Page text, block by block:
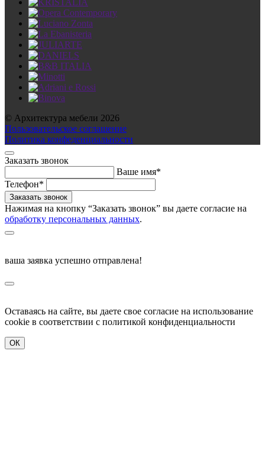
© Архитектура мебели 2026
Пользовательское соглашение
Политика конфеденциальности
Заказать звонок
Ваше имя*
Телефон*
Нажимая на кнопку “Заказать звонок” вы даете согласие на
обработку персональных данных.
ваша заявка успешно отправлена!
Оставаясь на сайте, вы даете свое согласие на использование
cookie в соответствии c политикой конфиденциальности
ОК